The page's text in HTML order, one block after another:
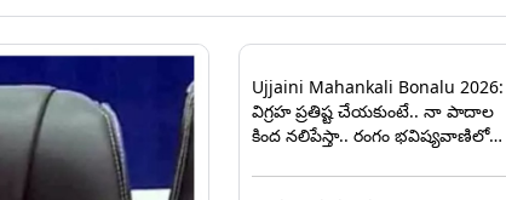
Ujjaini Mahankali Bonalu 2026:
విగ్రహ ప్రతిష్ట చేయకుంటే.. నా పాదాల
కింద నలిపేస్తా.. రంగం భవిష్యవాణిలో
ఉజ్జయిని మహంకాళి అమ్మవారి బోనాల